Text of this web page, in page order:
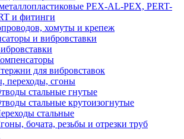
PEX-AL-PEX, PERT-
и фитинги
хомуты и крепеж
и вибровставки
для вибровставок
переходы, сгоны
стальные гнутые
стальные крутоизогнутые
стальные
бочата, резьбы и отрезки труб